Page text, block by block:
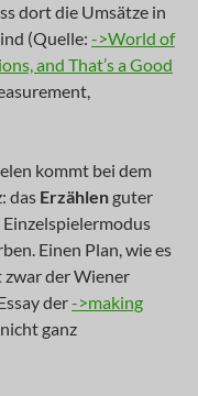
dort die Umsätze in
(Quelle: ->World of
and That’s a Good
kommt bei dem
das Erzählen guter
Einen Plan, wie es
der Wiener
der->making
ganz